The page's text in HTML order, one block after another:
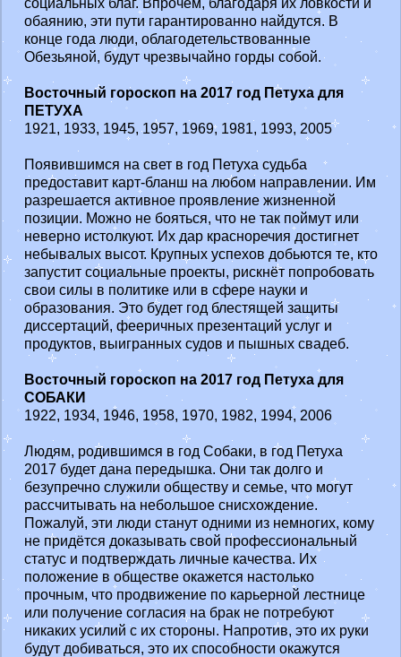
социальных благ. Впрочем, благодаря их ловкости и
обаянию, эти пути гарантированно найдутся. В
конце года люди, облагодетельствованные
Обезьяной, будут чрезвычайно горды собой.
Восточный гороскоп на 2017 год Петуха для
ПЕТУХА
1921, 1933, 1945, 1957, 1969, 1981, 1993, 2005
Появившимся на свет в год Петуха судьба
предоставит карт-бланш на любом направлении. Им
разрешается активное проявление жизненной
позиции. Можно не бояться, что не так поймут или
неверно истолкуют. Их дар красноречия достигнет
небывалых высот. Крупных успехов добьются те, кто
запустит социальные проекты, рискнёт попробовать
свои силы в политике или в сфере науки и
образования. Это будет год блестящей защиты
диссертаций, фееричных презентаций услуг и
продуктов, выигранных судов и пышных свадеб.
Восточный гороскоп на 2017 год Петуха для
СОБАКИ
1922, 1934, 1946, 1958, 1970, 1982, 1994, 2006
Людям, родившимся в год Собаки, в год Петуха
2017 будет дана передышка. Они так долго и
безупречно служили обществу и семье, что могут
рассчитывать на небольшое снисхождение.
Пожалуй, эти люди станут одними из немногих, кому
не придётся доказывать свой профессиональный
статус и подтверждать личные качества. Их
положение в обществе окажется настолько
прочным, что продвижение по карьерной лестнице
или получение согласия на брак не потребуют
никаких усилий с их стороны. Напротив, это их руки
будут добиваться, это их способности окажутся